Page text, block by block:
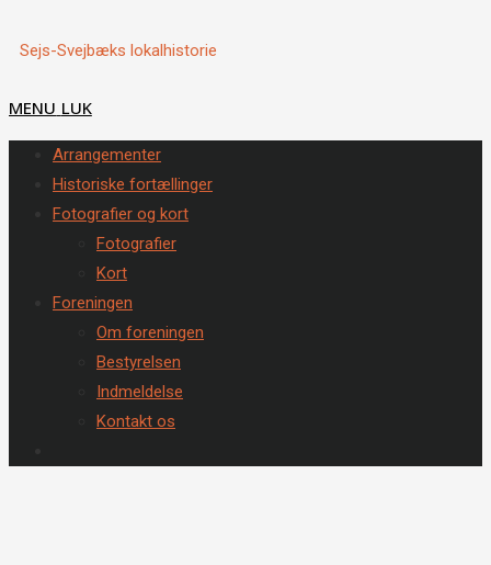
Sejs-Svejbæks lokalhistorie
MENU LUK
Arrangementer
Historiske fortællinger
Fotografier og kort
Fotografier
Kort
Foreningen
Om foreningen
Bestyrelsen
Indmeldelse
Kontakt os